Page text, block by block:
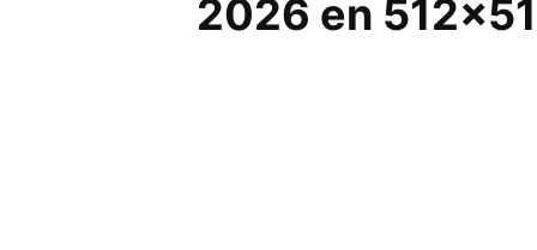
2026 en